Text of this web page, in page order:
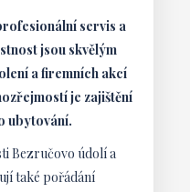
servis a
jsou skvělým
a firemních akcí
je zajištění
ubytování.
Bezručovo údolí a
také pořádání